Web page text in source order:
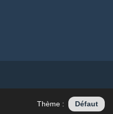
Thème : Défaut